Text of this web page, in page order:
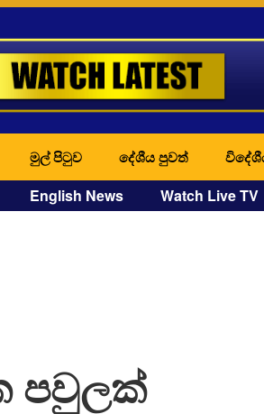
මුල් පිටුව දේශීය පුවත්
English News Watch Live TV
පවුලක්